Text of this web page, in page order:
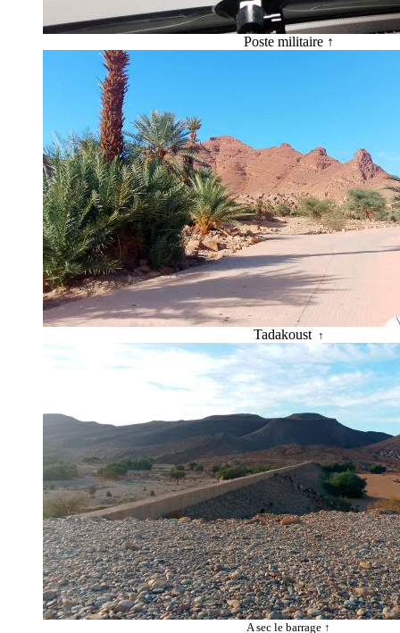
Poste militaire ↑
Tadakoust ↑
A sec le barrage ↑